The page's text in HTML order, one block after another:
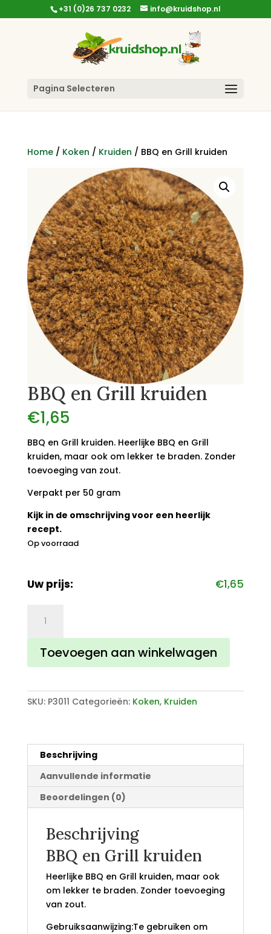
+31 (0)26 737 0232 info@kruidshop.nl
Pagina Selecteren
Home/ Koken / Kruiden / BBQ en Grill kruiden
BBQ en Grill kruiden
€1,65
BBQ en Grill kruiden. Heerlijke BBQ en Grill
kruiden, maar ook om lekker te braden. Zonder
toevoeging van zout.
Verpakt per 50 gram
Kijk in de omschrijving voor een heerlijk
recept.
Op voorraad
Uw prijs: €1,65
Grill
kruiden
aantal
Toevoegen aan winkelwagen
SKU: P3011 Categorieën: Koken, Kruiden
Beschrijving
Aanvullende informatie
Beoordelingen (0)
Beschrijving
BBQ en Grill kruiden
Heerlijke BBQ en Grill kruiden, maar ook
om lekker te braden. Zonder toevoeging
van zout.
Gebruiksaanwijzing:Te gebruiken om